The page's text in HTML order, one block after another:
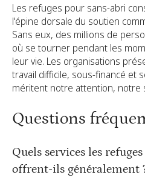
Les refuges pour sans-abri
l'épine dorsale du soutien
Sans eux, des millions de
où se tourner pendant les
leur vie. Les organisations
travail difficile, sous-financé et
méritent notre attention, notre
Questions
Quels services les
offrent-ils généralement